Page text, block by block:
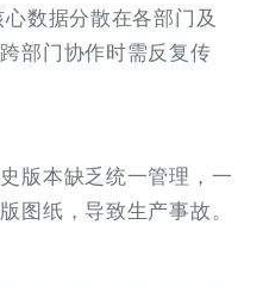
数据分散在各部门及
部门协作时需反复传
版本缺乏统一管理，一
图纸，导致生产事故。